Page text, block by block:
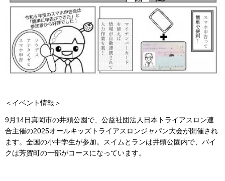
＜イベント情報＞
9月14日真岡市の井頭公園で、公益社団法人日本トライアスロン連
合主催の2025オールキッズトライアスロンジャパン大会が開催され
ます。全国の小中学生が参加。スイムとランは井頭公園内で、バイ
クは芳賀町の一部がコースになっています。